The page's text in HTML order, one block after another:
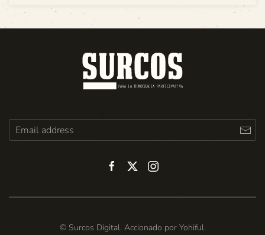
© Surcos Digital. Accionado por Yohiful.